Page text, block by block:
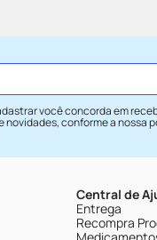
você concorda em
novidades, conforme a nossa
Central de
Entrega
Recompra